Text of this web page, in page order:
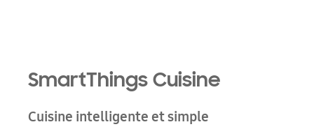
SmartThings Cuisine
Cuisine intelligente et simple